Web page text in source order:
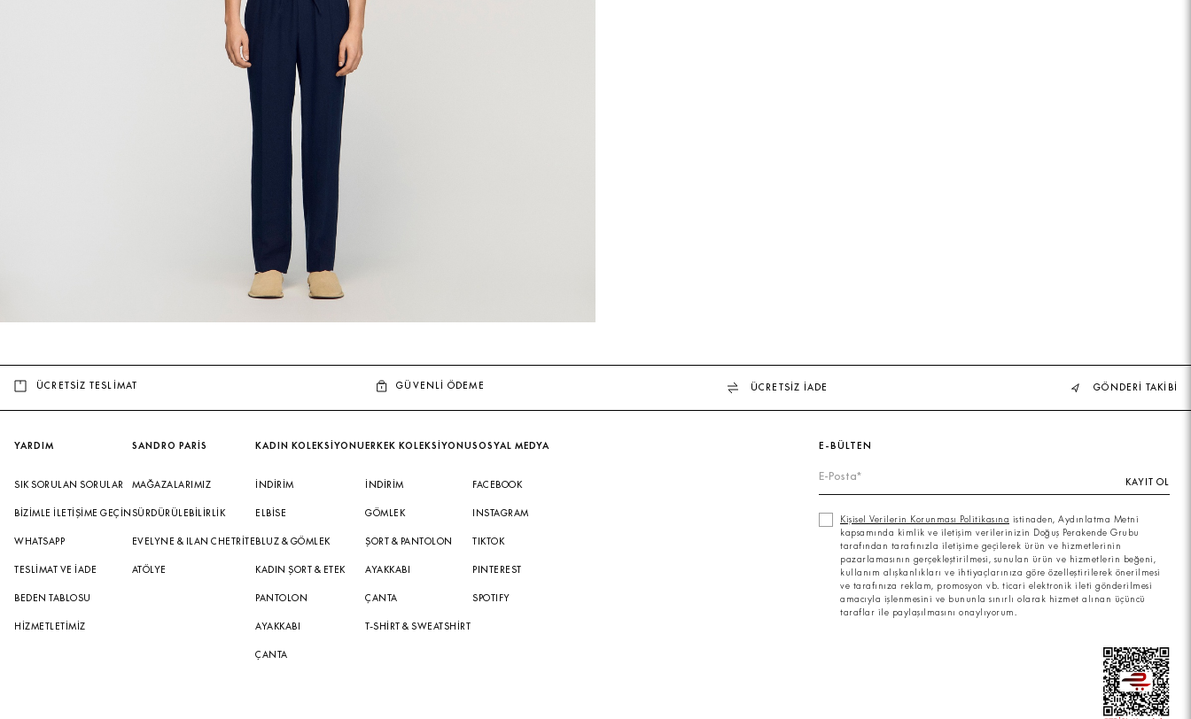
ÜCRETSİZ TESLİMAT GÜVENLİ ÖDEME ÜCRETSİZ İADE GÖNDERİ TAKİBİ
E-BÜLTEN
KAYIT OL
Kişisel Verilerin Korunması Politikasına istinaden, Aydınlatma Metni
kapsamında kimlik ve iletişim verilerinizin Doğuş Perakende Grubu
tarafından tarafınızla iletişime geçilerek ürün ve hizmetlerinin
pazarlamasının gerçekleştirilmesi, sunulan ürün ve hizmetlerin beğeni,
kullanım alışkanlıkları ve ihtiyaçlarınıza göre özelleştirilerek önerilmesi
ve tarafınıza reklam, promosyon vb. ticari elektronik ileti gönderilmesi
amacıyla işlenmesini ve bununla sınırlı olarak hizmet alınan üçüncü
taraflar ile paylaşılmasını onaylıyorum.
YARDIM
SIK SORULAN SORULAR
BIZIMLE İLETIŞIME GEÇIN
WHATSAPP
TESLIMAT VE İADE
BEDEN TABLOSU
HIZMETLETIMIZ
SANDRO PARİS
MAĞAZALARIMIZ
SÜRDÜRÜLEBILIRLIK
EVELYNE & ILAN CHETRITE
ATÖLYE
KADIN KOLEKSİYONU
İNDIRIM
ELBISE
BLUZ & GÖMLEK
KADIN ŞORT & ETEK
PANTOLON
AYAKKABI
ÇANTA
ERKEK KOLEKSİYONU
İNDIRIM
GÖMLEK
ŞORT & PANTOLON
AYAKKABI
ÇANTA
T-SHIRT & SWEATSHIRT
SOSYAL MEDYA
FACEBOOK
INSTAGRAM
TIKTOK
PINTEREST
SPOTIFY